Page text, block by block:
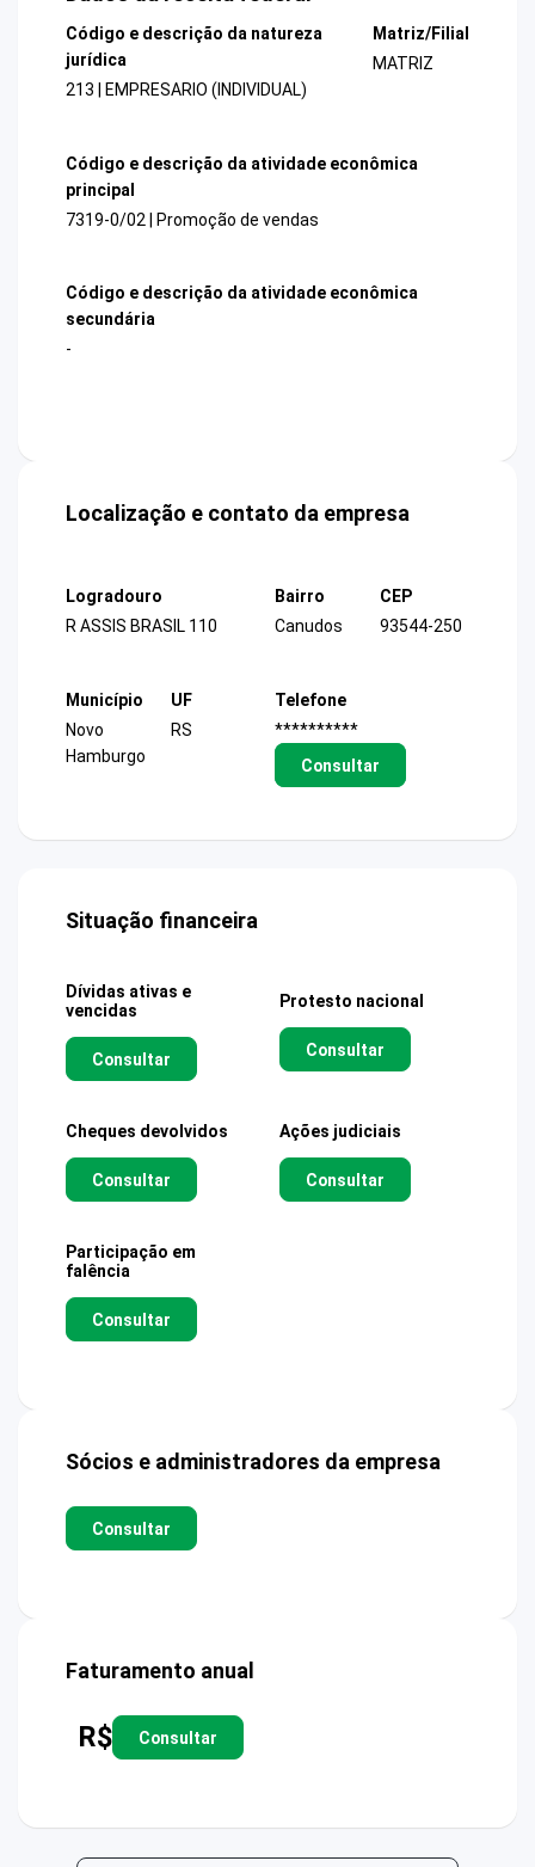
Código e descrição da natureza
jurídica
213 | EMPRESARIO (INDIVIDUAL)
Matriz/Filial
MATRIZ
Código e descrição da atividade econômica
principal
7319-0/02 | Promoção de vendas
Código e descrição da atividade econômica
secundária
-
Localização e contato da empresa
Logradouro
R ASSIS BRASIL 110
Bairro
Canudos
CEP
93544-250
Município
Novo
Hamburgo
UF
RS
Telefone
**********
Consultar
Situação financeira
Dívidas ativas e
vencidas
Consultar
Protesto nacional
Consultar
Cheques devolvidos
Consultar
Ações judiciais
Consultar
Participação em
falência
Consultar
Sócios e administradores da empresa
Consultar
Faturamento anual
R$ Consultar